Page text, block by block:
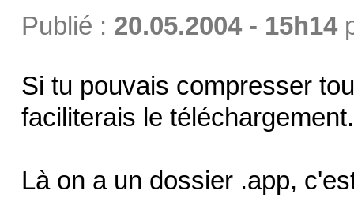
Publié : 20.05.2004 - 15h14
Si tu pouvais compresser
faciliterais le téléchargement.
Là on a un dossier .app,